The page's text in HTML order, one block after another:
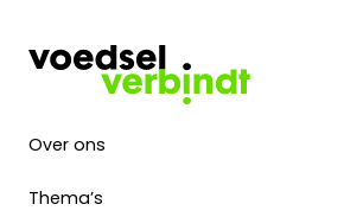
Over ons
Thema’s